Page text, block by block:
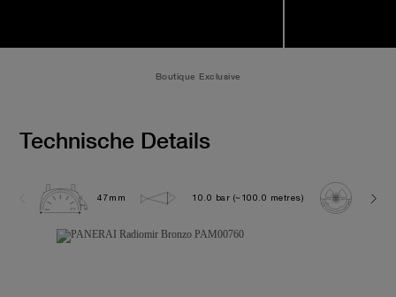
Boutique Exclusive
Technische Details
47mm 10.0 bar (~100.0 metres)